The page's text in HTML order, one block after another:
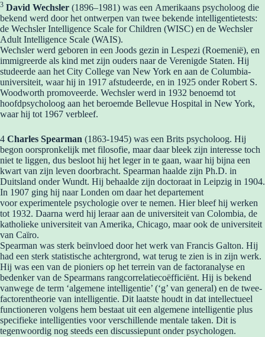
3 David Wechsler (1896–1981) was een Amerikaans psycholoog die
bekend werd door het ontwerpen van twee bekende intelligentietests:
de Wechsler Intelligence Scale for Children (WISC) en de Wechsler
Adult Intelligence Scale (WAIS).
Wechsler werd geboren in een Joods gezin in Lespezi (Roemenië), en
immigreerde als kind met zijn ouders naar de Verenigde Staten. Hij
studeerde aan het City College van New York en aan de Columbia-
universiteit, waar hij in 1917 afstudeerde, en in 1925 onder Robert S.
Woodworth promoveerde. Wechsler werd in 1932 benoemd tot
hoofdpsycholoog aan het beroemde Bellevue Hospital in New York,
waar hij tot 1967 verbleef.
4 Charles Spearman (1863-1945) was een Brits psycholoog. Hij
begon oorspronkelijk met filosofie, maar daar bleek zijn interesse toch
niet te liggen, dus besloot hij het leger in te gaan, waar hij bijna een
kwart van zijn leven doorbracht. Spearman haalde zijn Ph.D. in
Duitsland onder Wundt. Hij behaalde zijn doctoraat in Leipzig in 1904.
In 1907 ging hij naar Londen om daar het departement
voor experimentele psychologie over te nemen. Hier bleef hij werken
tot 1932. Daarna werd hij leraar aan de universiteit van Colombia, de
katholieke universiteit van Amerika, Chicago, maar ook de universiteit
van Caïro.
Spearman was sterk beïnvloed door het werk van Francis Galton. Hij
had een sterk statistische achtergrond, wat terug te zien is in zijn werk.
Hij was een van de pioniers op het terrein van de factoranalyse en
bedenker van de Spearmans rangcorrelatiecoëfficiënt. Hij is bekend
vanwege de term ‘algemene intelligentie’ (‘g’ van general) en de twee-
factorentheorie van intelligentie. Dit laatste houdt in dat intellectueel
functioneren volgens hem bestaat uit een algemene intelligentie plus
specifieke intelligenties voor verschillende mentale taken. Dit is
tegenwoordig nog steeds een discussiepunt onder psychologen.